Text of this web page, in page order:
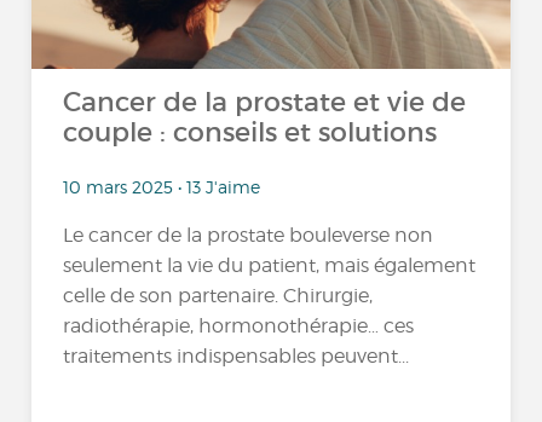
Cancer de la prostate et vie de
couple : conseils et solutions
10 mars 2025 • 13 J'aime
Le cancer de la prostate bouleverse non
seulement la vie du patient, mais également
celle de son partenaire. Chirurgie,
radiothérapie, hormonothérapie… ces
traitements indispensables peuvent...